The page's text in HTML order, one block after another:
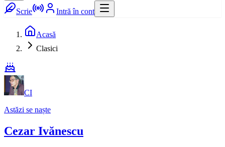
Scrie Intră în cont
Acasă
Clasici
CI
Astăzi se naște
Cezar Ivănescu